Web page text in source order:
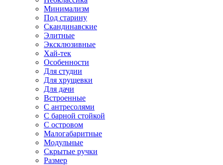
Минимализм
Под старину
Скандинавские
Элитные
Эксклюзивные
Хай-тек
Особенности
Для студии
Для хрущевки
Для дачи
Встроенные
С антресолями
С барной стойкой
С островом
Малогабаритные
Модульные
Скрытые ручки
Размер